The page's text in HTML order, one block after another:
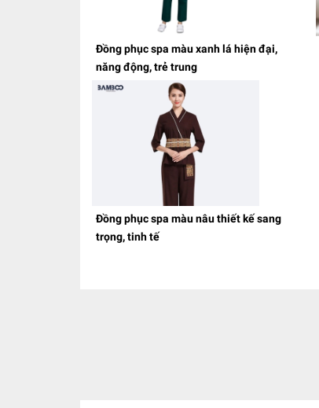
Đồng phục spa màu xanh lá hiện đại,
năng động, trẻ trung
Đồng phục spa màu nâu thiết kế sang
trọng, tinh tế